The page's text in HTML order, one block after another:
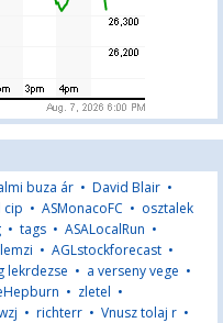
buza ár • David Blair •
cip • ASMonacoFC • osztalek
• tags • ASALocalRun •
• AGLstockforecast •
lekrdezse • a verseny vege •
• zletel •
• richterr • Vnusz tolaj r •